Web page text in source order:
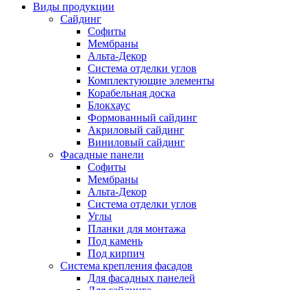
Виды продукции
Сайдинг
Софиты
Мембраны
Альта-Декор
Система отделки углов
Комплектующие элементы
Корабельная доска
Блокхаус
Формованный сайдинг
Акриловый сайдинг
Виниловый сайдинг
Фасадные панели
Софиты
Мембраны
Альта-Декор
Система отделки углов
Углы
Планки для монтажа
Под камень
Под кирпич
Система крепления фасадов
Для фасадных панелей